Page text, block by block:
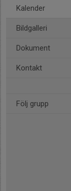
Kalender
Bildgalleri
Dokument
Kontakt
Följ grupp